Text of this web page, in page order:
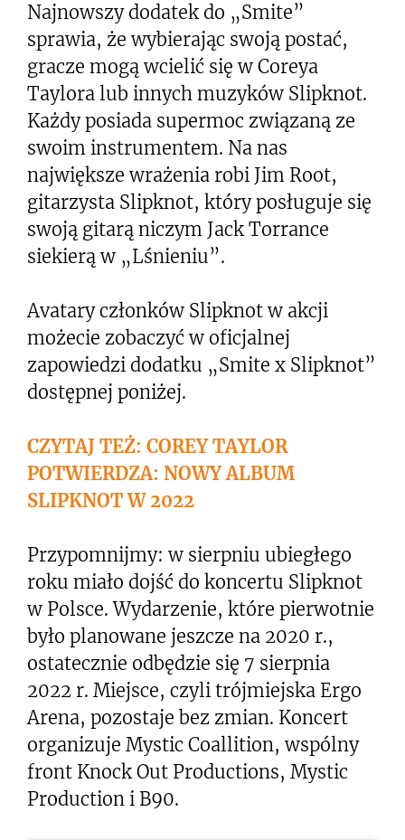
Najnowszy dodatek do „Smite”
sprawia, że wybierając swoją postać,
gracze mogą wcielić się w Coreya
Taylora lub innych muzyków Slipknot.
Każdy posiada supermoc związaną ze
swoim instrumentem. Na nas
największe wrażenia robi Jim Root,
gitarzysta Slipknot, który posługuje się
swoją gitarą niczym Jack Torrance
siekierą w „Lśnieniu”.
Avatary członków Slipknot w akcji
możecie zobaczyć w oficjalnej
zapowiedzi dodatku „Smite x Slipknot”
dostępnej poniżej.
CZYTAJ TEŻ: COREY TAYLOR
POTWIERDZA: NOWY ALBUM
SLIPKNOT W 2022
Przypomnijmy: w sierpniu ubiegłego
roku miało dojść do koncertu Slipknot
w Polsce. Wydarzenie, które pierwotnie
było planowane jeszcze na 2020 r.,
ostatecznie odbędzie się 7 sierpnia
2022 r. Miejsce, czyli trójmiejska Ergo
Arena, pozostaje bez zmian. Koncert
organizuje Mystic Coallition, wspólny
front Knock Out Productions, Mystic
Production i B90.